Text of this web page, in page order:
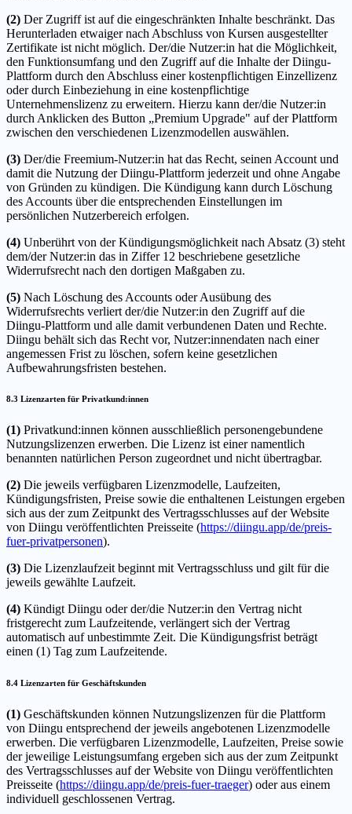
(2) Der Zugriff ist auf die eingeschränkten Inhalte beschränkt. Das
Herunterladen etwaiger nach Abschluss von Kursen ausgestellter
Zertifikate ist nicht möglich. Der/die Nutzer:in hat die Möglichkeit,
den Funktionsumfang und den Zugriff auf die Inhalte der Diingu-
Plattform durch den Abschluss einer kostenpflichtigen Einzellizenz
oder durch Einbeziehung in eine kostenpflichtige
Unternehmenslizenz zu erweitern. Hierzu kann der/die Nutzer:in
durch Anklicken des Button „Premium Upgrade" auf der Plattform
zwischen den verschiedenen Lizenzmodellen auswählen.
(3) Der/die Freemium-Nutzer:in hat das Recht, seinen Account und
damit die Nutzung der Diingu-Plattform jederzeit und ohne Angabe
von Gründen zu kündigen. Die Kündigung kann durch Löschung
des Accounts über die entsprechenden Einstellungen im
persönlichen Nutzerbereich erfolgen.
(4) Unberührt von der Kündigungsmöglichkeit nach Absatz (3) steht
dem/der Nutzer:in das in Ziffer 12 beschriebene gesetzliche
Widerrufsrecht nach den dortigen Maßgaben zu.
(5) Nach Löschung des Accounts oder Ausübung des
Widerrufsrechts verliert der/die Nutzer:in den Zugriff auf die
Diingu-Plattform und alle damit verbundenen Daten und Rechte.
Diingu behält sich das Recht vor, Nutzer:innendaten nach einer
angemessen Frist zu löschen, sofern keine gesetzlichen
Aufbewahrungsfristen bestehen.
8.3 Lizenzarten für Privatkund:innen
(1) Privatkund:innen können ausschließlich personengebundene
Nutzungslizenzen erwerben. Die Lizenz ist einer namentlich
benannten natürlichen Person zugeordnet und nicht übertragbar.
(2) Die jeweils verfügbaren Lizenzmodelle, Laufzeiten,
Kündigungsfristen, Preise sowie die enthaltenen Leistungen ergeben
sich aus der zum Zeitpunkt des Vertragsschlusses auf der Website
von Diingu veröffentlichten Preisseite (https://diingu.app/de/preis-
fuer-privatpersonen).
(3) Die Lizenzlaufzeit beginnt mit Vertragsschluss und gilt für die
jeweils gewählte Laufzeit.
(4) Kündigt Diingu oder der/die Nutzer:in den Vertrag nicht
fristgerecht zum Laufzeitende, verlängert sich der Vertrag
automatisch auf unbestimmte Zeit. Die Kündigungsfrist beträgt
einen (1) Tag zum Laufzeitende.
8.4 Lizenzarten für Geschäftskunden
(1) Geschäftskunden können Nutzungslizenzen für die Plattform
von Diingu entsprechend der jeweils angebotenen Lizenzmodelle
erwerben. Die verfügbaren Lizenzmodelle, Laufzeiten, Preise sowie
der jeweilige Leistungsumfang ergeben sich aus der zum Zeitpunkt
des Vertragsschlusses auf der Website von Diingu veröffentlichten
Preisseite (https://diingu.app/de/preis-fuer-traeger) oder aus einem
individuell geschlossenen Vertrag.